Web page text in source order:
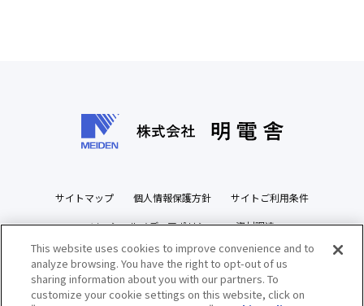
サイトマップ 個人情報保護方針 サイトご利用条件
ソーシャルメディアポリシー 資材調達
ビジネスパートナーズサイト
This website uses cookies to improve convenience and to
analyze browsing. You have the right to opt-out of us
sharing information about you with our partners. To
customize your cookie settings on this website, click on